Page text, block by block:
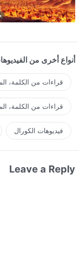
أنواع أخرى من
قراءات من الكلمة، المجلد 1: ظهور
قراءات من الكلمة، المجلد 7: حول السعي
فيديوهات الكورال
Leave a Reply